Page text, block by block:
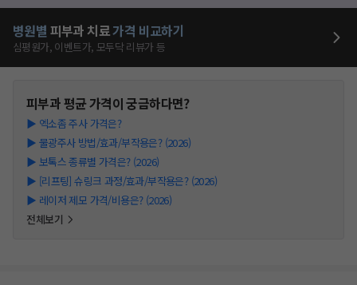
병원별 피부과 치료가격 비교하기
심평원가, 이벤트가, 모두닥 리뷰가 등
피부과평균 가격이 궁금하다면?
▶ 엑소좀 주사 가격은?
▶ 물광주사 방법/효과/부작용은? (2026)
▶ 보톡스 종류별 가격은? (2026)
▶ [리프팅] 슈링크 과정/효과/부작용은? (2026)
▶ 레이저 제모 가격/비용은? (2026)
전체보기